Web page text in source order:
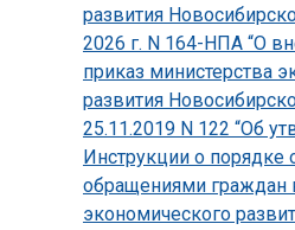
развития
2026 г. N 164-НПА “О
приказ министерства
развития
25.11.2019 N 122 “Об
Инструкции о порядке
обращениями граждан
экономического